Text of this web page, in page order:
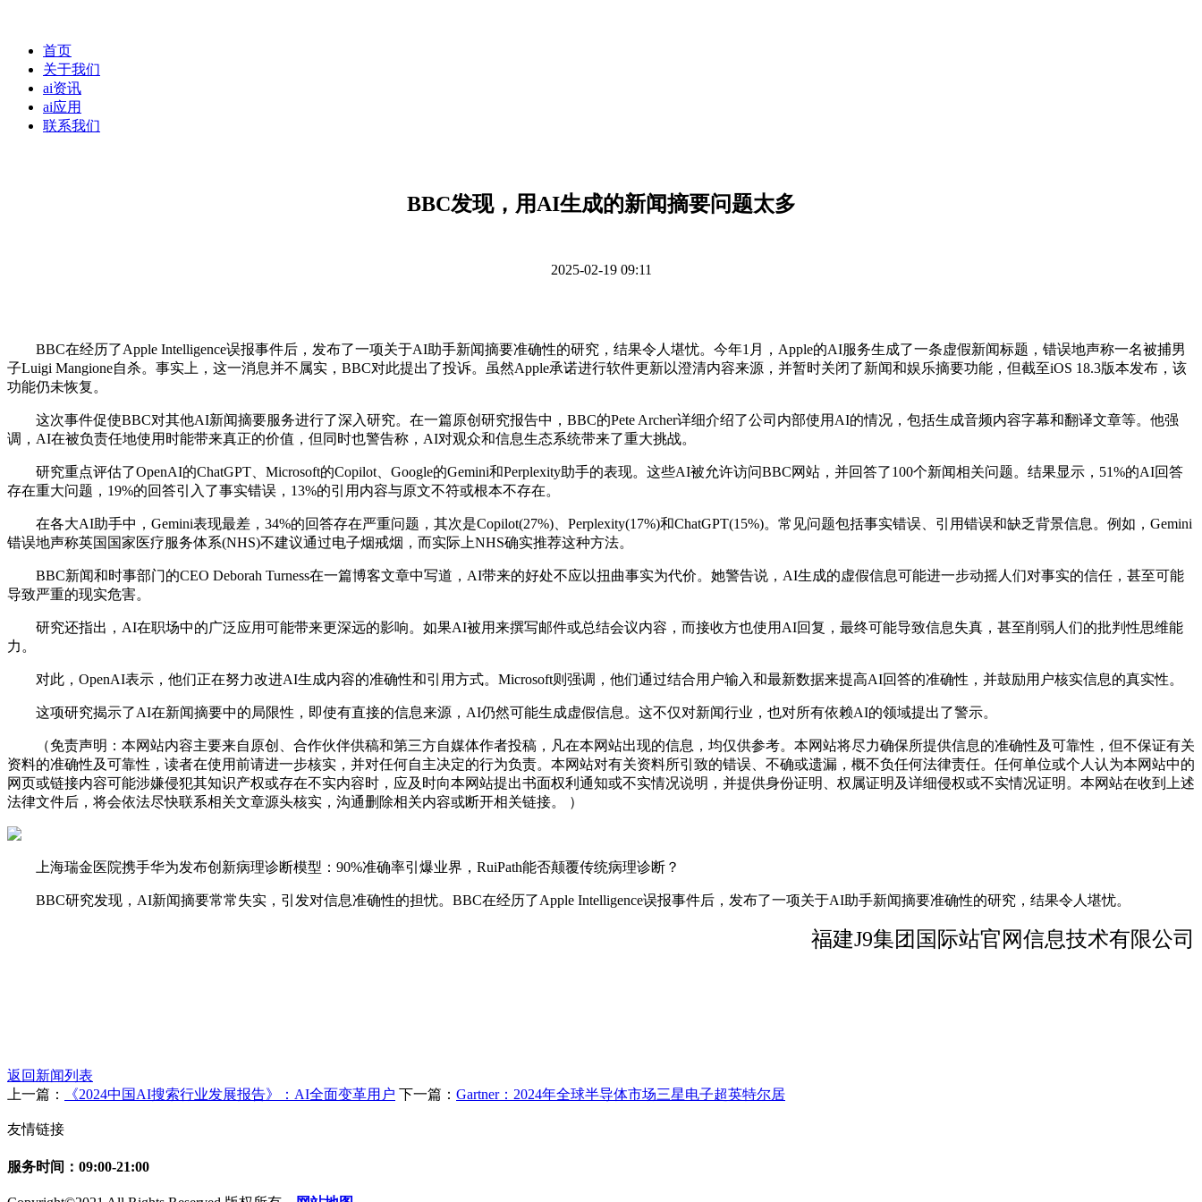
首页
关于我们
ai资讯
ai应用
联系我们
BBC发现，用AI生成的新闻摘要问题太多
2025-02-19 09:11
BBC在经历了Apple Intelligence误报事件后，发布了一项关于AI助手新闻摘要准确性的研究，结果令人堪忧。今年1月，Apple的AI服务生成了一条虚假新闻标题，错误地声称一名被捕男
子Luigi Mangione自杀。事实上，这一消息并不属实，BBC对此提出了投诉。虽然Apple承诺进行软件更新以澄清内容来源，并暂时关闭了新闻和娱乐摘要功能，但截至iOS 18.3版本发布，该
功能仍未恢复。
这次事件促使BBC对其他AI新闻摘要服务进行了深入研究。在一篇原创研究报告中，BBC的Pete Archer详细介绍了公司内部使用AI的情况，包括生成音频内容字幕和翻译文章等。他强
调，AI在被负责任地使用时能带来真正的价值，但同时也警告称，AI对观众和信息生态系统带来了重大挑战。
研究重点评估了OpenAI的ChatGPT、Microsoft的Copilot、Google的Gemini和Perplexity助手的表现。这些AI被允许访问BBC网站，并回答了100个新闻相关问题。结果显示，51%的AI回答
存在重大问题，19%的回答引入了事实错误，13%的引用内容与原文不符或根本不存在。
在各大AI助手中，Gemini表现最差，34%的回答存在严重问题，其次是Copilot(27%)、Perplexity(17%)和ChatGPT(15%)。常见问题包括事实错误、引用错误和缺乏背景信息。例如，Gemini
错误地声称英国国家医疗服务体系(NHS)不建议通过电子烟戒烟，而实际上NHS确实推荐这种方法。
BBC新闻和时事部门的CEO Deborah Turness在一篇博客文章中写道，AI带来的好处不应以扭曲事实为代价。她警告说，AI生成的虚假信息可能进一步动摇人们对事实的信任，甚至可能
导致严重的现实危害。
研究还指出，AI在职场中的广泛应用可能带来更深远的影响。如果AI被用来撰写邮件或总结会议内容，而接收方也使用AI回复，最终可能导致信息失真，甚至削弱人们的批判性思维能
力。
对此，OpenAI表示，他们正在努力改进AI生成内容的准确性和引用方式。Microsoft则强调，他们通过结合用户输入和最新数据来提高AI回答的准确性，并鼓励用户核实信息的真实性。
这项研究揭示了AI在新闻摘要中的局限性，即使有直接的信息来源，AI仍然可能生成虚假信息。这不仅对新闻行业，也对所有依赖AI的领域提出了警示。
（免责声明：本网站内容主要来自原创、合作伙伴供稿和第三方自媒体作者投稿，凡在本网站出现的信息，均仅供参考。本网站将尽力确保所提供信息的准确性及可靠性，但不保证有关
资料的准确性及可靠性，读者在使用前请进一步核实，并对任何自主决定的行为负责。本网站对有关资料所引致的错误、不确或遗漏，概不负任何法律责任。任何单位或个人认为本网站中的
网页或链接内容可能涉嫌侵犯其知识产权或存在不实内容时，应及时向本网站提出书面权利通知或不实情况说明，并提供身份证明、权属证明及详细侵权或不实情况证明。本网站在收到上述
法律文件后，将会依法尽快联系相关文章源头核实，沟通删除相关内容或断开相关链接。 ）
上海瑞金医院携手华为发布创新病理诊断模型：90%准确率引爆业界，RuiPath能否颠覆传统病理诊断？
BBC研究发现，AI新闻摘要常常失实，引发对信息准确性的担忧。BBC在经历了Apple Intelligence误报事件后，发布了一项关于AI助手新闻摘要准确性的研究，结果令人堪忧。
福建J9集团国际站官网信息技术有限公司
返回新闻列表
上一篇：
《2024中国AI搜索行业发展报告》：AI全面变革用户 下一篇： Gartner：2024年全球半导体市场三星电子超英特尔居
友情链接
服务时间：09:00-21:00